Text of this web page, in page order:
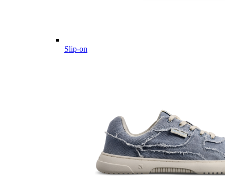
Slip-on